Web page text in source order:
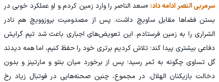
سرمربی النصر ادامه داد: «سعد الناصر را وارد زمین کردم و او عملکرد خوبی در
بستن فضاها مقابل ساویچ داشت. پس از مصدومیت بروزوویچ هم نادر
الشراری را به زمین فرستادم. این تعویض‌های اجباری باعث شد تیم گرایش
دفاعی بیشتری پیدا کند؛ تلاش کردیم برتری خود را حفظ کنیم، اما همه دیدند
گل تساوی چگونه به ثمر رسید؛ پس از برخورد میان بنتو و مارتینز و بدون
دخالت بازیکنان الهلال. در مجموع، چنین صحنه‌هایی در فوتبال زیاد رخ